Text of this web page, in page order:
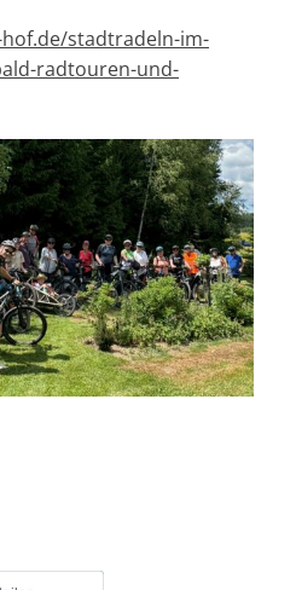
stadtradeln-im-
radtouren-und-